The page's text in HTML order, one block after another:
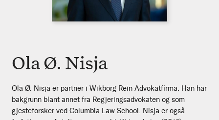
Ola Ø. Nisja
Ola Ø. Nisja er partner i Wikborg Rein Advokatfirma. Han har
bakgrunn blant annet fra Regjeringsadvokaten og som
gjesteforsker ved Columbia Law School. Nisja er også